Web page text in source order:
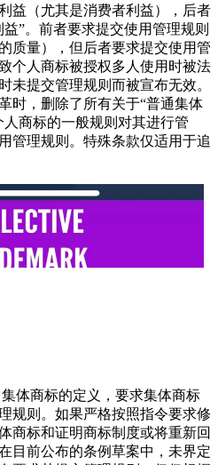
益（尤其是消费者利益），后者
益”。前者要求提交使用管理规则
质量），但后者要求提交使用管
个人商标被授权多人使用时被法
未提交管理规则而被宣布无效。
时，删除了所有关于“普通集体
商标的一般规则对其进行管
管理规则。特殊条款仅适用于追
体商标的定义，要求集体商标
规则。如果严格按照指令要求修
商标和证明商标制度或将重新回
目前公布的条例草案中，未界定